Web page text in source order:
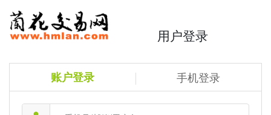
用户登录
账户登录 手机登录